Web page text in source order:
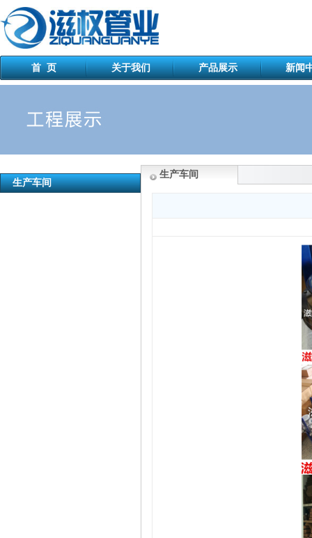
首 页 关于我们 产品展示 新闻
生产车间
生产车间